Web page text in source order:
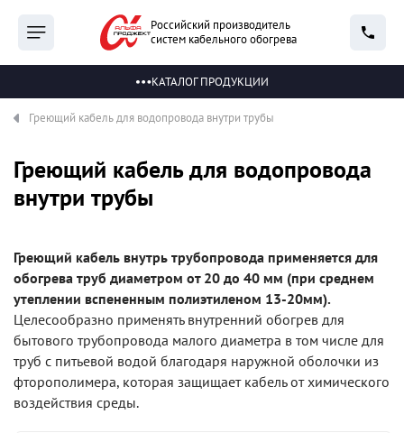
Российский производитель
систем кабельного обогрева
КАТАЛОГ ПРОДУКЦИИ
Греющий кабель для водопровода внутри трубы
Греющий кабель для водопровода
внутри трубы
Греющий кабель внутрь трубопровода применяется для
обогрева труб диаметром от 20 до 40 мм (при среднем
утеплении вспененным полиэтиленом 13-20мм).
Целесообразно применять внутренний обогрев для
бытового трубопровода малого диаметра в том числе для
труб с питьевой водой благодаря наружной оболочки из
фторополимера, которая защищает кабель от химического
воздействия среды.